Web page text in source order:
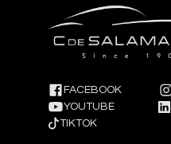
FACEBOOK
YOUTUBE
TIKTOK